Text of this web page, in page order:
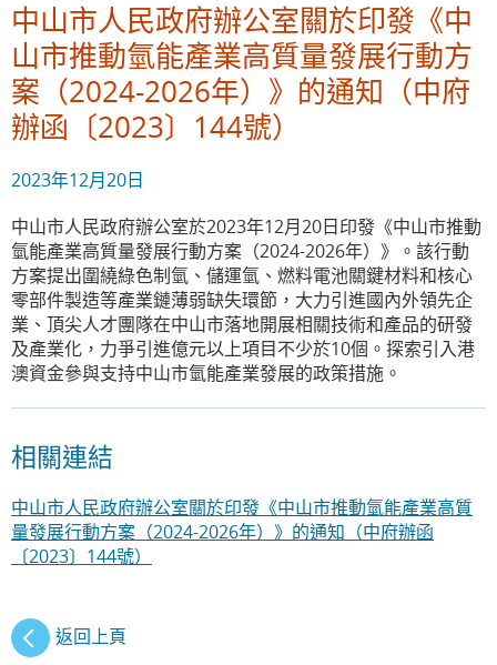
中山市人民政府辦公室關於印發《中
山市推動氫能產業高質量發展行動方
案（2024-2026年）》的通知（中府
辦函〔2023〕144號）
2023年12月20日
中山市人民政府辦公室於2023年12月20日印發《中山市推動
氫能產業高質量發展行動方案（2024-2026年）》。該行動
方案提出圍繞綠色制氫、儲運氫、燃料電池關鍵材料和核心
零部件製造等產業鏈薄弱缺失環節，大力引進國內外領先企
業、頂尖人才團隊在中山市落地開展相關技術和產品的研發
及產業化，力爭引進億元以上項目不少於10個。探索引入港
澳資金參與支持中山市氫能產業發展的政策措施。
相關連結
中山市人民政府辦公室關於印發《中山市推動氫能產業高質
量發展行動方案（2024-2026年）》的通知（中府辦函
〔2023〕144號）
返回上頁